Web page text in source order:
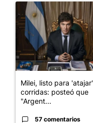
Un artículo de
Milei, listo para 'atajar'
corridas: posteó que
"Argent...
57 comentarios